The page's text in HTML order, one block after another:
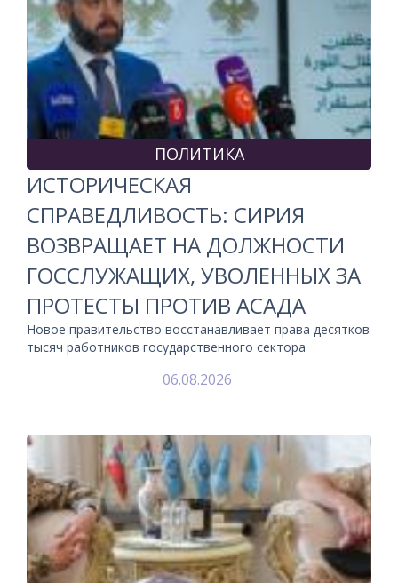
ПОЛИТИКА
ИСТОРИЧЕСКАЯ
СПРАВЕДЛИВОСТЬ: СИРИЯ
ВОЗВРАЩАЕТ НА ДОЛЖНОСТИ
ГОССЛУЖАЩИХ, УВОЛЕННЫХ ЗА
ПРОТЕСТЫ ПРОТИВ АСАДА
Новое правительство восстанавливает права десятков
тысяч работников государственного сектора
06.08.2026